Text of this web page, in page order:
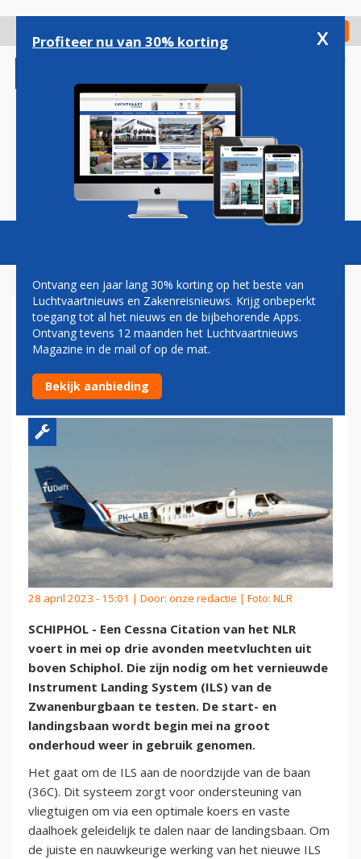
gaan
Check in
Magazine Podcasts Vacatures
NLR VOERT HALF MEI
MEETVLUCHTEN UIT BOVEN
SCHIPHOL
28 april 2023 - 15:01 | Door: onze redactie | Foto: NLR
SCHIPHOL - Een Cessna Citation van het NLR
voert in mei op drie avonden meetvluchten uit
boven Schiphol. Die zijn nodig om het vernieuwde
Instrument Landing System (ILS) van de
Zwanenburgbaan te testen. De start- en
landingsbaan wordt begin mei na groot
onderhoud weer in gebruik genomen.
Het gaat om de ILS aan de noordzijde van de baan
(36C). Dit systeem zorgt voor ondersteuning van
vliegtuigen om via een optimale koers en vaste
daalhoek geleidelijk te dalen naar de landingsbaan. Om
de juiste en nauwkeurige werking van het nieuwe ILS
Profiteer nu van 30% korting x
Ontvang een jaar lang 30% korting op het beste van
Luchtvaartnieuws en Zakenreisnieuws. Krijg onbeperkt
toegang tot al het nieuws en de bijbehorende Apps.
Ontvang tevens 12 maanden het Luchtvaartnieuws
Magazine in de mail of op de mat.
Bekijk aanbieding